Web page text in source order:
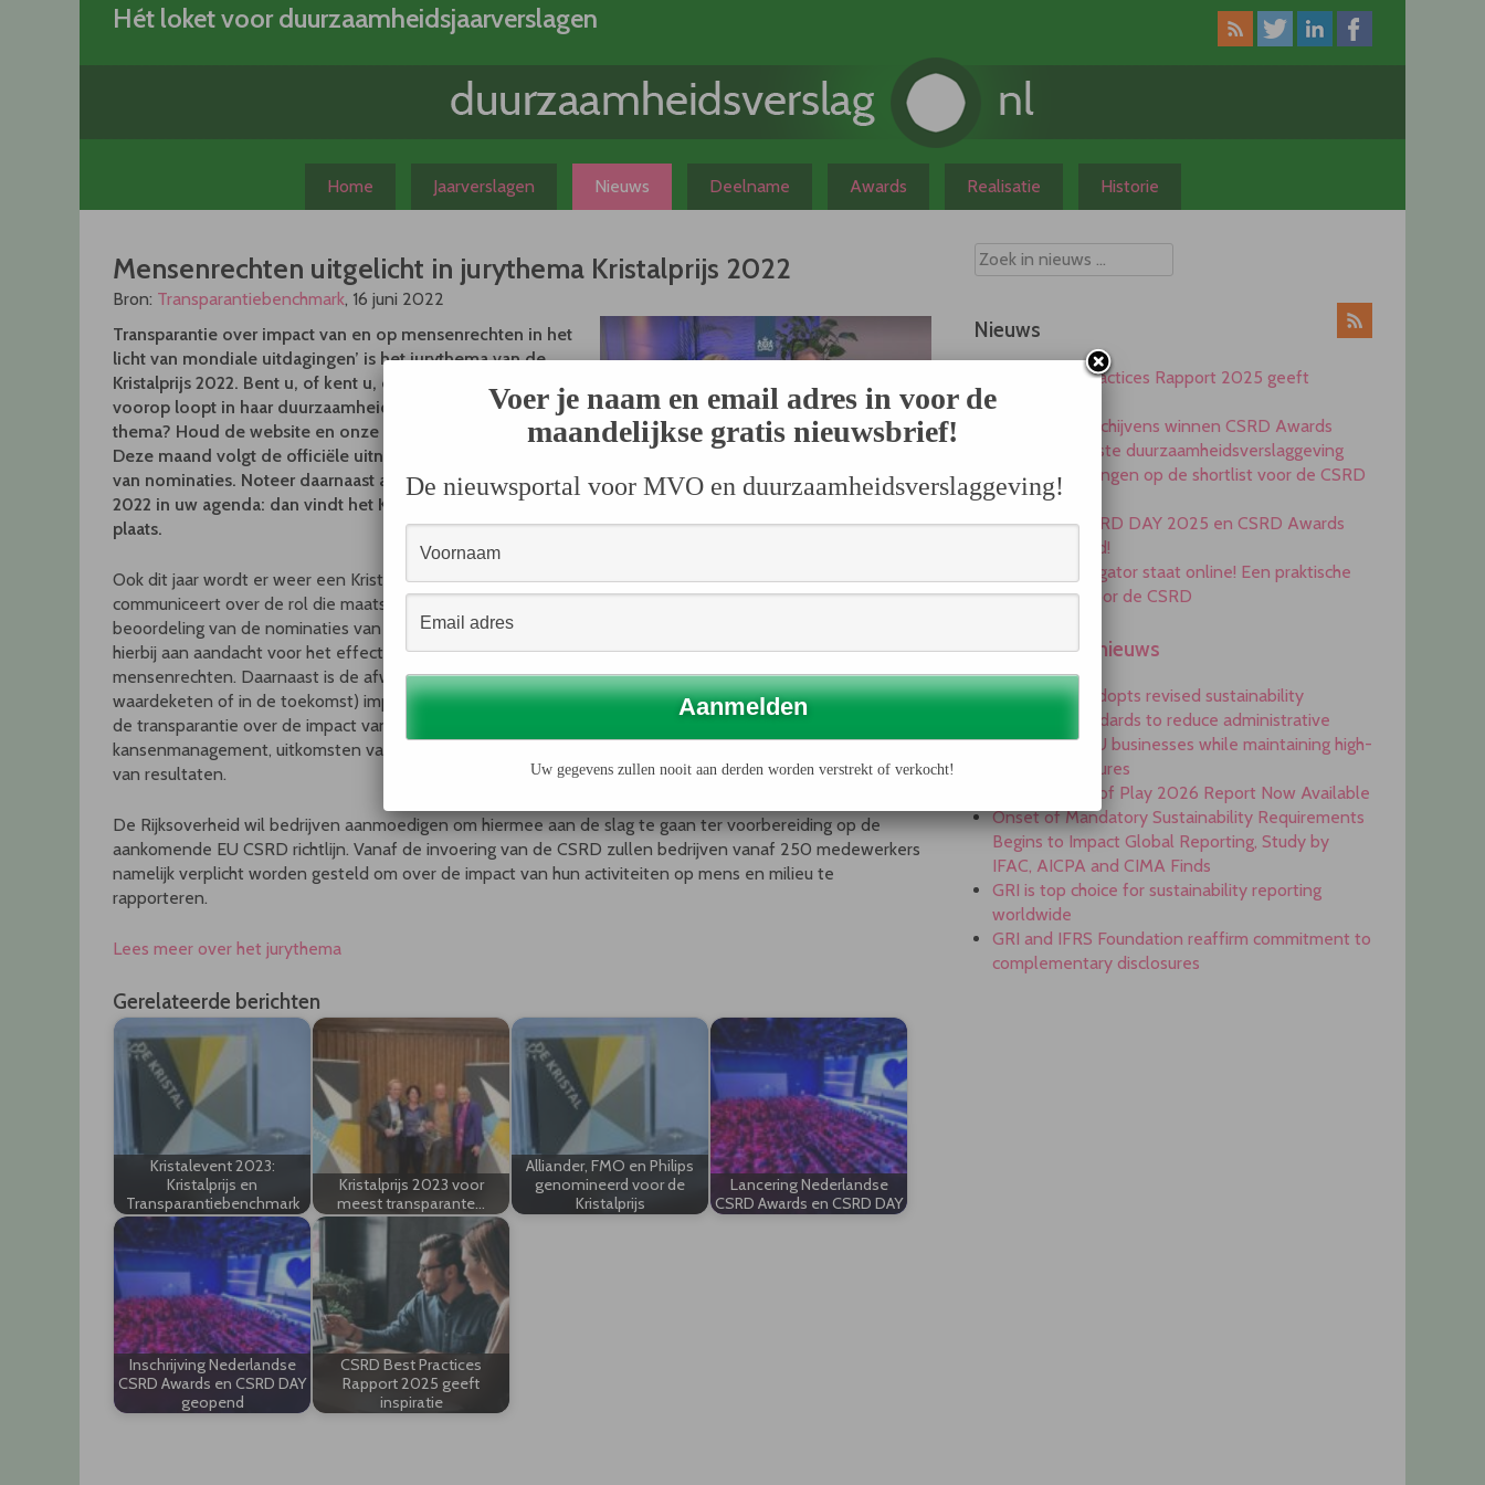
Hét loket voor duurzaamheidsjaarverslagen
Home Jaarverslagen Nieuws Deelname Awards Realisatie Historie
Mensenrechten uitgelicht in jurythema Kristalprijs 2022
Bron: Transparantiebenchmark, 16 juni 2022
Transparantie over impact van en op mensenrechten in het
licht van mondiale uitdagingen’ is het jurythema van de
Kristalprijs 2022. Bent u, of kent u, een organisatie die
voorop loopt in haar duurzaamheidsverslaglegging op dit
thema? Houd de website en onze kanalen in de gaten!
Deze maand volgt de officiële uitnodiging tot het insturen
van nominaties. Noteer daarnaast alvast 29 november
2022 in uw agenda: dan vindt het Kristalevent van dit jaar
plaats.
Ook dit jaar wordt er weer een Kristalprijs uitgereikt aan het bedrijf dat het meest transparant
communiceert over de rol die maatschappelijke thema’s innemen in de dagelijkse bedrijfsvoering. Bij de
beoordeling van de nominaties van dit jaar zal de focus liggen op verslaglegging over mensenrechten. Denk
hierbij aan aandacht voor het effect van bedrijfsactiviteiten op het beschermen en respecteren van
mensenrechten. Daarnaast is de afweging omtrent verantwoording van directe en indirecte (verder in de
waardeketen of in de toekomst) impact op mensenrechten relevant. Ook wordt door de jury gekeken naar
de transparantie over de impact van mensenrechten op de organisatie. Het gaat hierbij om risico- en
kansenmanagement, uitkomsten van beleid, relatieve prestaties, actualiteit van doelstellingen en duiding
van resultaten.
De Rijksoverheid wil bedrijven aanmoedigen om hiermee aan de slag te gaan ter voorbereiding op de
aankomende EU CSRD richtlijn. Vanaf de invoering van de CSRD zullen bedrijven vanaf 250 medewerkers
namelijk verplicht worden gesteld om over de impact van hun activiteiten op mens en milieu te
rapporteren.
Lees meer over het jurythema
Gerelateerde berichten
Kristalevent 2023:
Kristalprijs en
Transparantiebenchmark
Kristalprijs 2023 voor
meest transparante…
Alliander, FMO en Philips
genomineerd voor de
Kristalprijs
Lancering Nederlandse
CSRD Awards en CSRD DAY
Inschrijving Nederlandse
CSRD Awards en CSRD DAY
geopend
CSRD Best Practices
Rapport 2025 geeft
inspiratie
Nieuws
CSRD Best Practices Rapport 2025 geeft
inspiratie
Heijmans en Schijvens winnen CSRD Awards
2025 voor beste duurzaamheidsverslaggeving
Elf ondernemingen op de shortlist voor de CSRD
Awards 2025
Inschrijving CSRD DAY 2025 en CSRD Awards
2025 geopend!
De ESRS Navigator staat online! Een praktische
handleiding voor de CSRD
Engelstalig nieuws
Commission adopts revised sustainability
reporting standards to reduce administrative
burdens for EU businesses while maintaining high-
quality disclosures
EFRAG State of Play 2026 Report Now Available
Onset of Mandatory Sustainability Requirements
Begins to Impact Global Reporting, Study by
IFAC, AICPA and CIMA Finds
GRI is top choice for sustainability reporting
worldwide
GRI and IFRS Foundation reaffirm commitment to
complementary disclosures
Voer je naam en email adres in voor de
maandelijkse gratis nieuwsbrief!
De nieuwsportal voor MVO en duurzaamheidsverslaggeving!
Uw gegevens zullen nooit aan derden worden verstrekt of verkocht!